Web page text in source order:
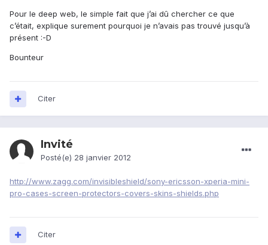
Pour le deep web, le simple fait que j’ai dû chercher ce que
c’était, explique surement pourquoi je n’avais pas trouvé jusqu’à
présent :-D
Bounteur
Citer
Invité
Posté(e) 28 janvier 2012
http://www.zagg.com/invisibleshield/sony-ericsson-xperia-mini-
pro-cases-screen-protectors-covers-skins-shields.php
Citer